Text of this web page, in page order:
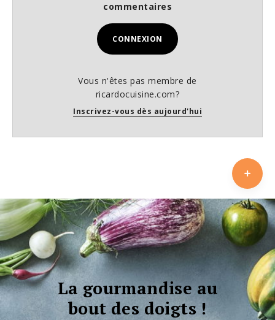
commentaires
CONNEXION
Vous n'êtes pas membre de
ricardocuisine.com?
Inscrivez-vous dès aujourd'hui
La gourmandise au
bout des doigts !